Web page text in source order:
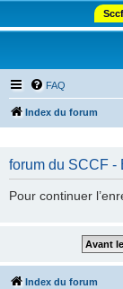
Sccf
FAQ
Index du forum
forum du SCCF -
Pour continuer
Index du forum